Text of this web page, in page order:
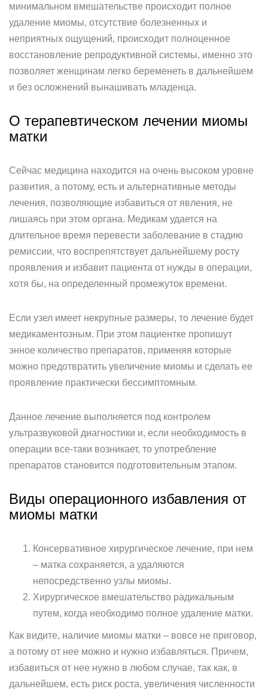
минимальном вмешательстве происходит полное
удаление миомы, отсутствие болезненных и
неприятных ощущений, происходит полноценное
восстановление репродуктивной системы, именно это
позволяет женщинам легко беременеть в дальнейшем
и без осложнений вынашивать младенца.
О терапевтическом лечении миомы
матки
Сейчас медицина находится на очень высоком уровне
развития, а потому, есть и альтернативные методы
лечения, позволяющие избавиться от явления, не
лишаясь при этом органа. Медикам удается на
длительное время перевести заболевание в стадию
ремиссии, что воспрепятствует дальнейшему росту
проявления и избавит пациента от нужды в операции,
хотя бы, на определенный промежуток времени.
Если узел имеет некрупные размеры, то лечение будет
медикаментозным. При этом пациентке пропишут
энное количество препаратов, применяя которые
можно предотвратить увеличение миомы и сделать ее
проявление практически бессимптомным.
Данное лечение выполняется под контролем
ультразвуковой диагностики и, если необходимость в
операции все-таки возникает, то употребление
препаратов становится подготовительным этапом.
Виды операционного избавления от
миомы матки
Консервативное хирургическое лечение, при нем
– матка сохраняется, а удаляются
непосредственно узлы миомы.
Хирургическое вмешательство радикальным
путем, когда необходимо полное удаление матки.
Как видите, наличие миомы матки – вовсе не приговор,
а потому от нее можно и нужно избавляться. Причем,
избавиться от нее нужно в любом случае, так как, в
дальнейшем, есть риск роста, увеличения численности